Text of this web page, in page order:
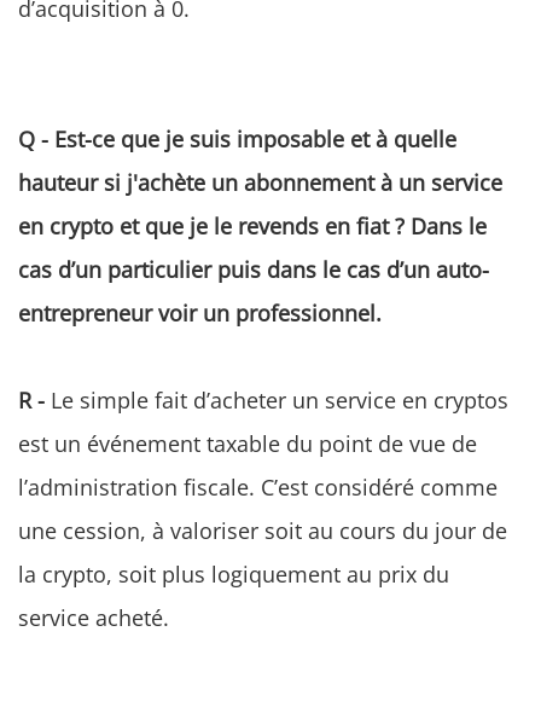
d’acquisition à 0.
Q - Est-ce que je suis imposable et à quelle
hauteur si j'achète un abonnement à un service
en crypto et que je le revends en fiat ? Dans le
cas d’un particulier puis dans le cas d’un auto-
entrepreneur voir un professionnel.
R - Le simple fait d’acheter un service en cryptos
est un événement taxable du point de vue de
l’administration fiscale. C’est considéré comme
une cession, à valoriser soit au cours du jour de
la crypto, soit plus logiquement au prix du
service acheté.